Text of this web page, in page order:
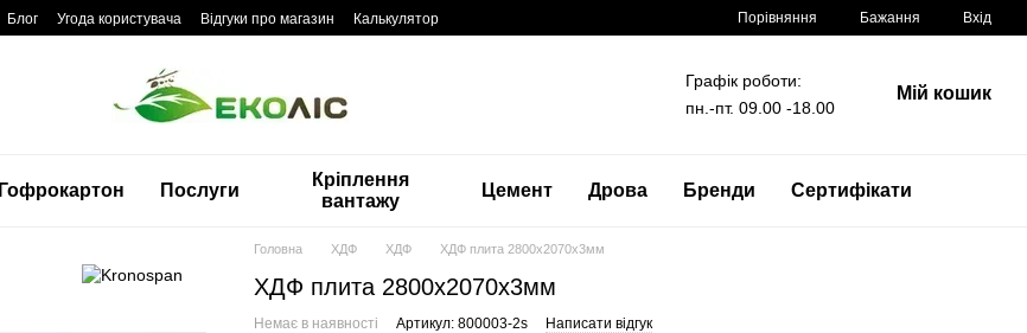
Блог Угода користувача Відгуки про магазин Калькулятор Порівняння Бажання Вхід
Графік роботи:
пн.-пт. 09.00 -18.00
Мій кошик
Гофрокартон Послуги
Кріплення
вантажу
Цемент Дрова Бренди Сертифікати
Головна ХДФ ХДФ ХДФ плита 2800x2070x3мм
ХДФ плита 2800x2070x3мм
Немає в наявності Артикул: 800003-2s Написати відгук